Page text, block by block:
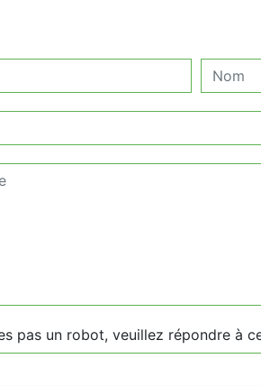
pas un robot, veuillez répondre à